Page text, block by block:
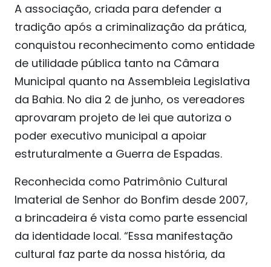
A associação, criada para defender a
tradição após a criminalização da prática,
conquistou reconhecimento como entidade
de utilidade pública tanto na Câmara
Municipal quanto na Assembleia Legislativa
da Bahia. No dia 2 de junho, os vereadores
aprovaram projeto de lei que autoriza o
poder executivo municipal a apoiar
estruturalmente a Guerra de Espadas.
Reconhecida como Patrimônio Cultural
Imaterial de Senhor do Bonfim desde 2007,
a brincadeira é vista como parte essencial
da identidade local. “Essa manifestação
cultural faz parte da nossa história, da